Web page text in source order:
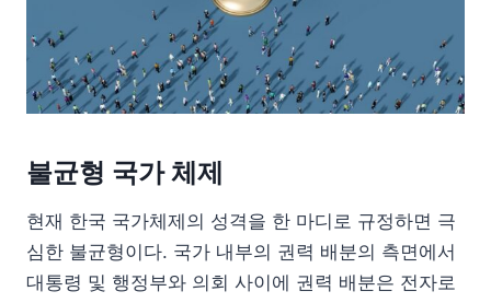
불균형 국가 체제
현재 한국 국가체제의 성격을 한 마디로 규정하면 극
심한 불균형이다. 국가 내부의 권력 배분의 측면에서
대통령 및 행정부와 의회 사이에 권력 배분은 전자로